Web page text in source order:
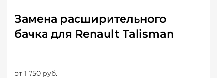
Замена расширительного
бачка для Renault Talisman
от 1 750 руб.